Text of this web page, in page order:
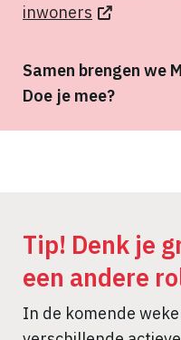
inwoners
Samen brengen we
Doe je mee?
Tip! Denk je
een andere
In de komende